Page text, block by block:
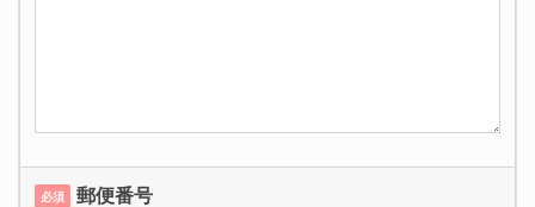
必須 郵便番号